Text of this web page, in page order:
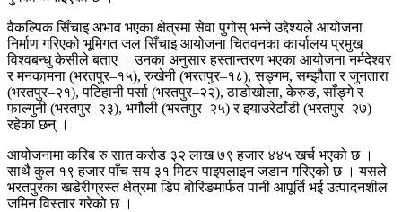
वैकल्पिक सिँचाइ अभाव भएका क्षेत्रमा सेवा पुगोस् भन्ने उद्देश्यले आयोजना
निर्माण गरिएको भूमिगत जल सिँचाइ आयोजना चितवनका कार्यालय प्रमुख
विश्वबन्धु केसीले बताए । उनका अनुसार हस्तान्तरण भएका आयोजना नर्मदेश्वर
र मनकामना (भरतपुर–१५), रुखेनी (भरतपुर–१८), सङ्गम, सम्झौता र जुनतारा
(भरतपुर–२१), पटिहानी पर्सा (भरतपुर–२२), ठाडोखोला, केरुङ, साँङ्गे र
फाल्गुनी (भरतपुर–२३), भगौली (भरतपुर–२५) र झ्याउरेटाँडी (भरतपुर–२७)
रहेका छन् ।
आयोजनामा करिब रु सात करोड ३२ लाख ७९ हजार ४४५ खर्च भएको छ ।
साथै कुल १९ हजार पाँच सय ३१ मिटर पाइपलाइन जडान गरिएको छ । यसले
भरतपुरका खडेरीग्रस्त क्षेत्रमा डिप बोरिङमार्फत पानी आपूर्ति भई उत्पादनशील
जमिन विस्तार गरेको छ ।